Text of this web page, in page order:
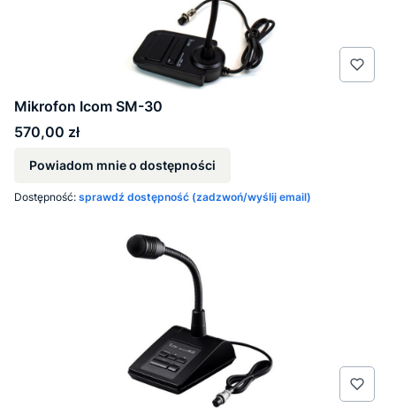
Mikrofon Icom SM-30
Cena
570,00 zł
Powiadom mnie o dostępności
Dostępność: sprawdź dostępność (zadzwoń/wyślij email)